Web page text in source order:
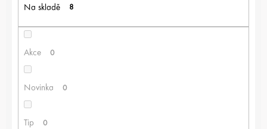
Na skladě 8
Akce 0
Novinka 0
Tip 0